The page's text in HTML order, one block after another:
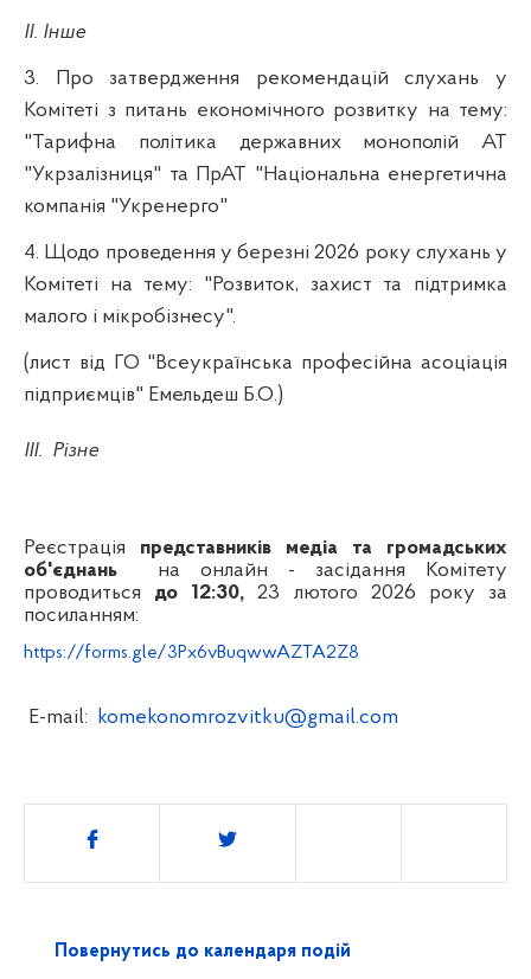
ІІ. Інше
3. Про затвердження рекомендацій слухань у
Комітеті з питань економічного розвитку на тему:
"Тарифна політика державних монополій АТ
"Укрзалізниця" та ПрАТ "Національна енергетична
компанія "Укренерго"
4. Щодо проведення у березні 2026 року слухань у
Комітеті на тему: "Розвиток, захист та підтримка
малого і мікробізнесу".
(лист від ГО "Всеукраїнська професійна асоціація
підприємців" Емельдеш Б.О.)
ІІІ. Різне
Реєстрація представників медіа та громадських
об'єднань на онлайн - засідання Комітету
проводиться до 12:30, 23 лютого 2026 року за
посиланням:
https://forms.gle/3Px6vBuqwwAZTA2Z8
Е-mail: komekonomrozvitku@gmail.com
Поділитись
Повернутись до календаря подій